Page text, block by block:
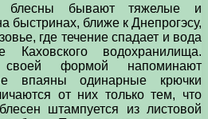
блесны бывают тяжелые и
быстринах, ближе к Днепрогэсу,
где течение спадает и вода
Каховского водохранилища.
формой напоминают
впаяны одинарные крючки
от них только тем, что
штампуется из листовой